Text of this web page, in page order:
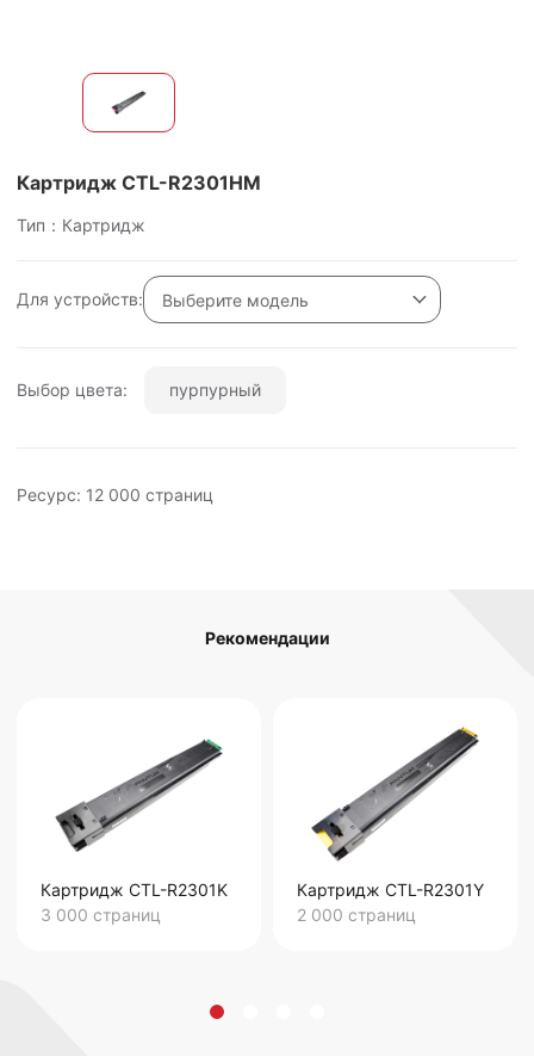
Картридж CTL-R2301HM
Тип：Картридж
Для устройств: Выберите модель
Выбор цвета: пурпурный
Ресурс: 12 000 страниц
Рекомендации
Картридж CTL-R2301K
3 000 страниц
Картридж CTL-R2301Y
2 000 страниц